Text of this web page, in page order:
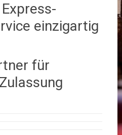
einzigartig
für